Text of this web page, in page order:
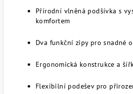
Přírodní vlněná podšívka s
komfortem
Dva funkční zipy pro snadné
Ergonomická konstrukce a
Flexibilní podešev pro